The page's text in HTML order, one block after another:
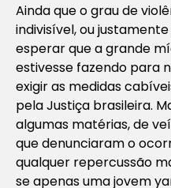
Ainda que o grau de
indivisível, ou
esperar que a grande
estivesse fazendo para
exigir as medidas
pela Justiça brasileira.
algumas matérias, de
que denunciaram o
qualquer repercussão
se apenas uma jovem